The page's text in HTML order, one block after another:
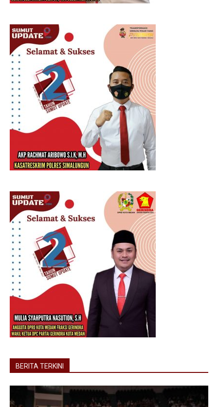
BERITA TERKINI